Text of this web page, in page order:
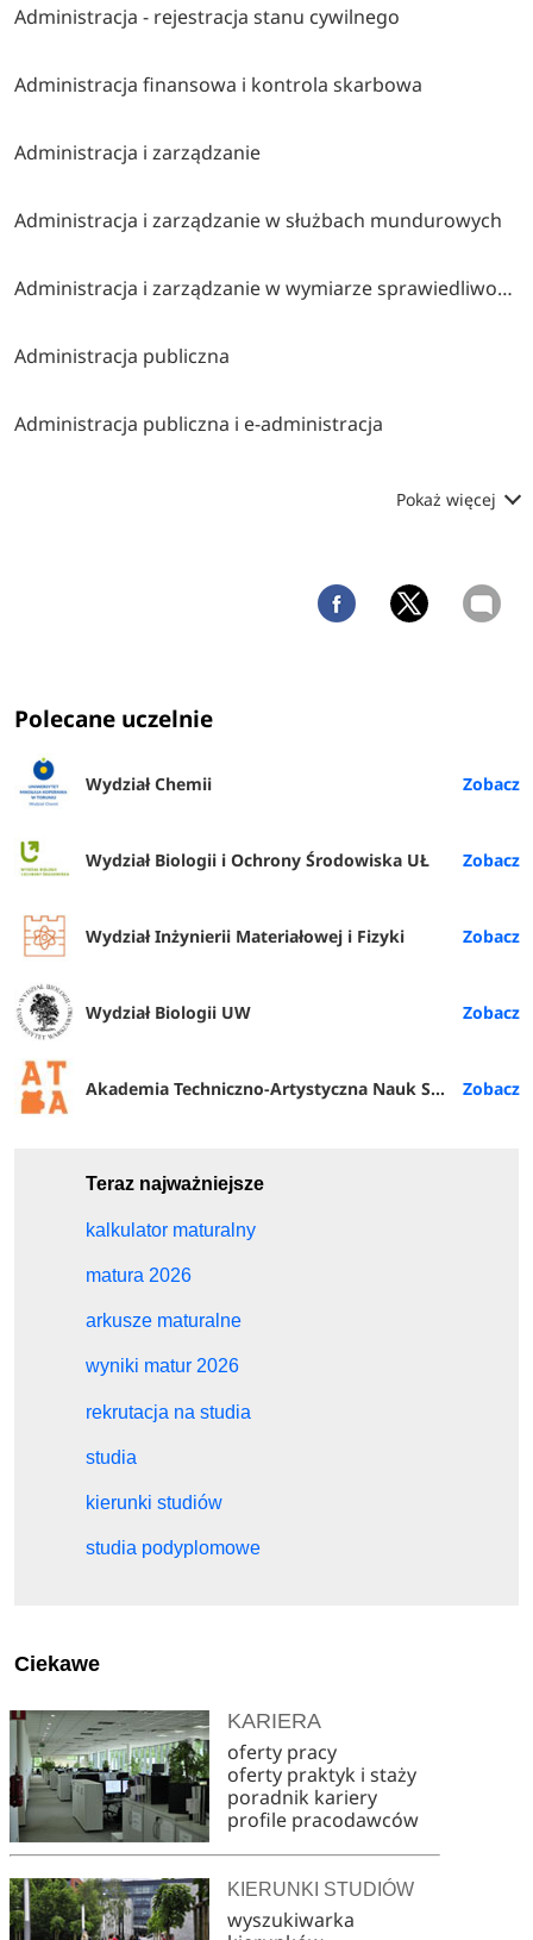
Administracja - rejestracja stanu cywilnego
Administracja finansowa i kontrola skarbowa
Administracja i zarządzanie
Administracja i zarządzanie w służbach mundurowych
Administracja i zarządzanie w wymiarze sprawiedliwości i instytucjach pomocniczych
Administracja publiczna
Administracja publiczna i e-administracja
Pokaż więcej
Polecane uczelnie
Wydział Chemii
Wydział Biologii i Ochrony Środowiska UŁ
Wydział Inżynierii Materiałowej i Fizyki
Wydział Biologii UW
Akademia Techniczno-Artystyczna Nauk Stosowanych w Warszawie
Teraz najważniejsze
kalkulator maturalny
matura 2026
arkusze maturalne
wyniki matur 2026
rekrutacja na studia
studia
kierunki studiów
studia podyplomowe
Ciekawe
KARIERA
oferty pracy
oferty praktyk i staży
poradnik kariery
profile pracodawców
KIERUNKI STUDIÓW
wyszukiwarka